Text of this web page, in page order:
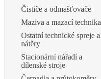
Čističe a odmašťovače
Maziva a mazací technika
Ostatní technické spreje a
nátěry
Stacionární nářadí a
dílenské stroje